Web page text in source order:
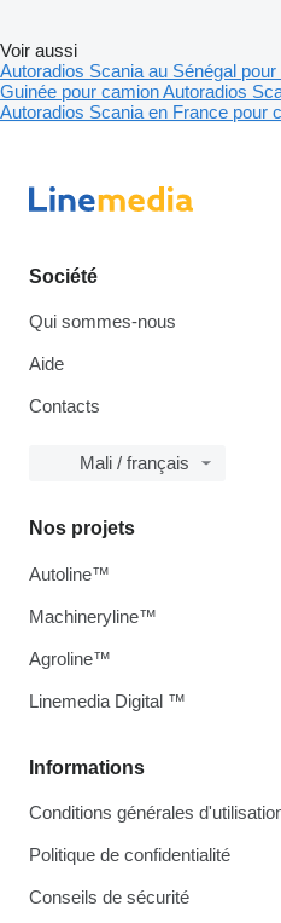
Voir aussi
Autoradios Scania au Sénégal
Guinée pour camionAutoradios
Autoradios Scania en France pour
Société
Qui sommes-nous
Aide
Contacts
Mali / français
Informations
Conditions générales
Politique de confidentialité
Conseils de sécurité
Nos projets
Autoline™
Machineryline™
Agroline™
Linemedia Digital ™